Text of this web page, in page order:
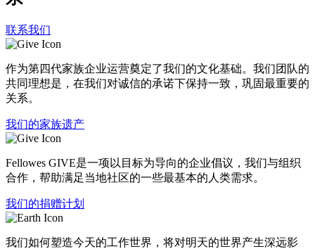
联系我们
作为第四代家族企业运营奠定了我们的文化基础。我们团队的
共同理想是，在我们对诚信的承诺下保持一致，巩固最重要的
关系。
我们的家族遗产
Fellowes GIVE是一项以目标为导向的企业倡议，我们与组织
合作，帮助满足当地社区的一些最基本的人类需求。
我们的捐赠计划
我们如何塑造今天的工作世界，将对明天的世界产生深远影